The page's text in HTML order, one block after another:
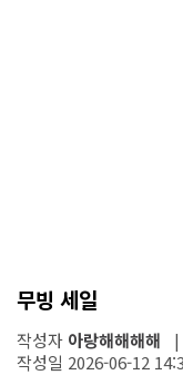
무빙 세일
작성자 아랑해해해해 |
작성일 2026-06-12